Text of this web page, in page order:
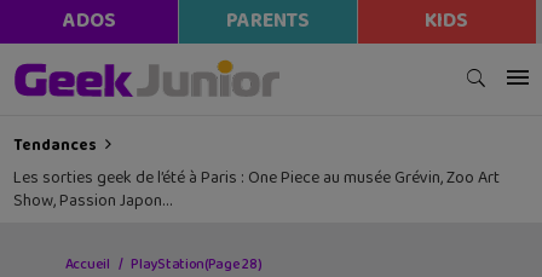
ADOS PARENTS KIDS
Tendances
Les sorties geek de l’été à Paris : One Piece au musée Grévin, Zoo Art
Show, Passion Japon…
Accueil PlayStation(Page 28)